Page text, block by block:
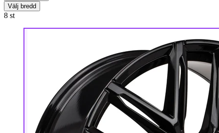
Välj bredd
8 st